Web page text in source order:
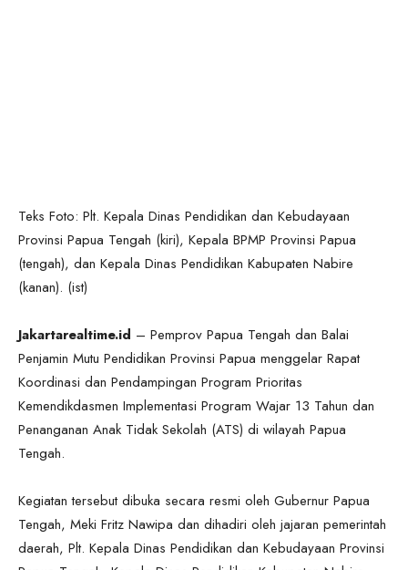
Teks Foto: Plt. Kepala Dinas Pendidikan dan Kebudayaan
Provinsi Papua Tengah (kiri), Kepala BPMP Provinsi Papua
(tengah), dan Kepala Dinas Pendidikan Kabupaten Nabire
(kanan). (ist)
Jakartarealtime.id – Pemprov Papua Tengah dan Balai
Penjamin Mutu Pendidikan Provinsi Papua menggelar Rapat
Koordinasi dan Pendampingan Program Prioritas
Kemendikdasmen Implementasi Program Wajar 13 Tahun dan
Penanganan Anak Tidak Sekolah (ATS) di wilayah Papua
Tengah.
Kegiatan tersebut dibuka secara resmi oleh Gubernur Papua
Tengah, Meki Fritz Nawipa dan dihadiri oleh jajaran pemerintah
daerah, Plt. Kepala Dinas Pendidikan dan Kebudayaan Provinsi